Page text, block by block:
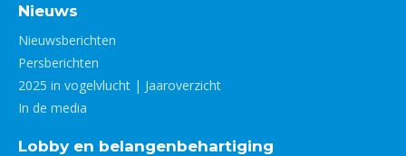
Nieuws
Nieuwsberichten
Persberichten
2025 in vogelvlucht | Jaaroverzicht
In de media
Lobby en belangenbehartiging